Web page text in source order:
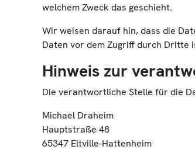
welchem Zweck das geschieht.
Wir weisen darauf hin, dass die
Daten vor dem Zugriff durch Dritte
Hinweis zur
Die verantwortliche Stelle für die
Michael Draheim
Hauptstraße 48
65347 Eltville-Hattenheim